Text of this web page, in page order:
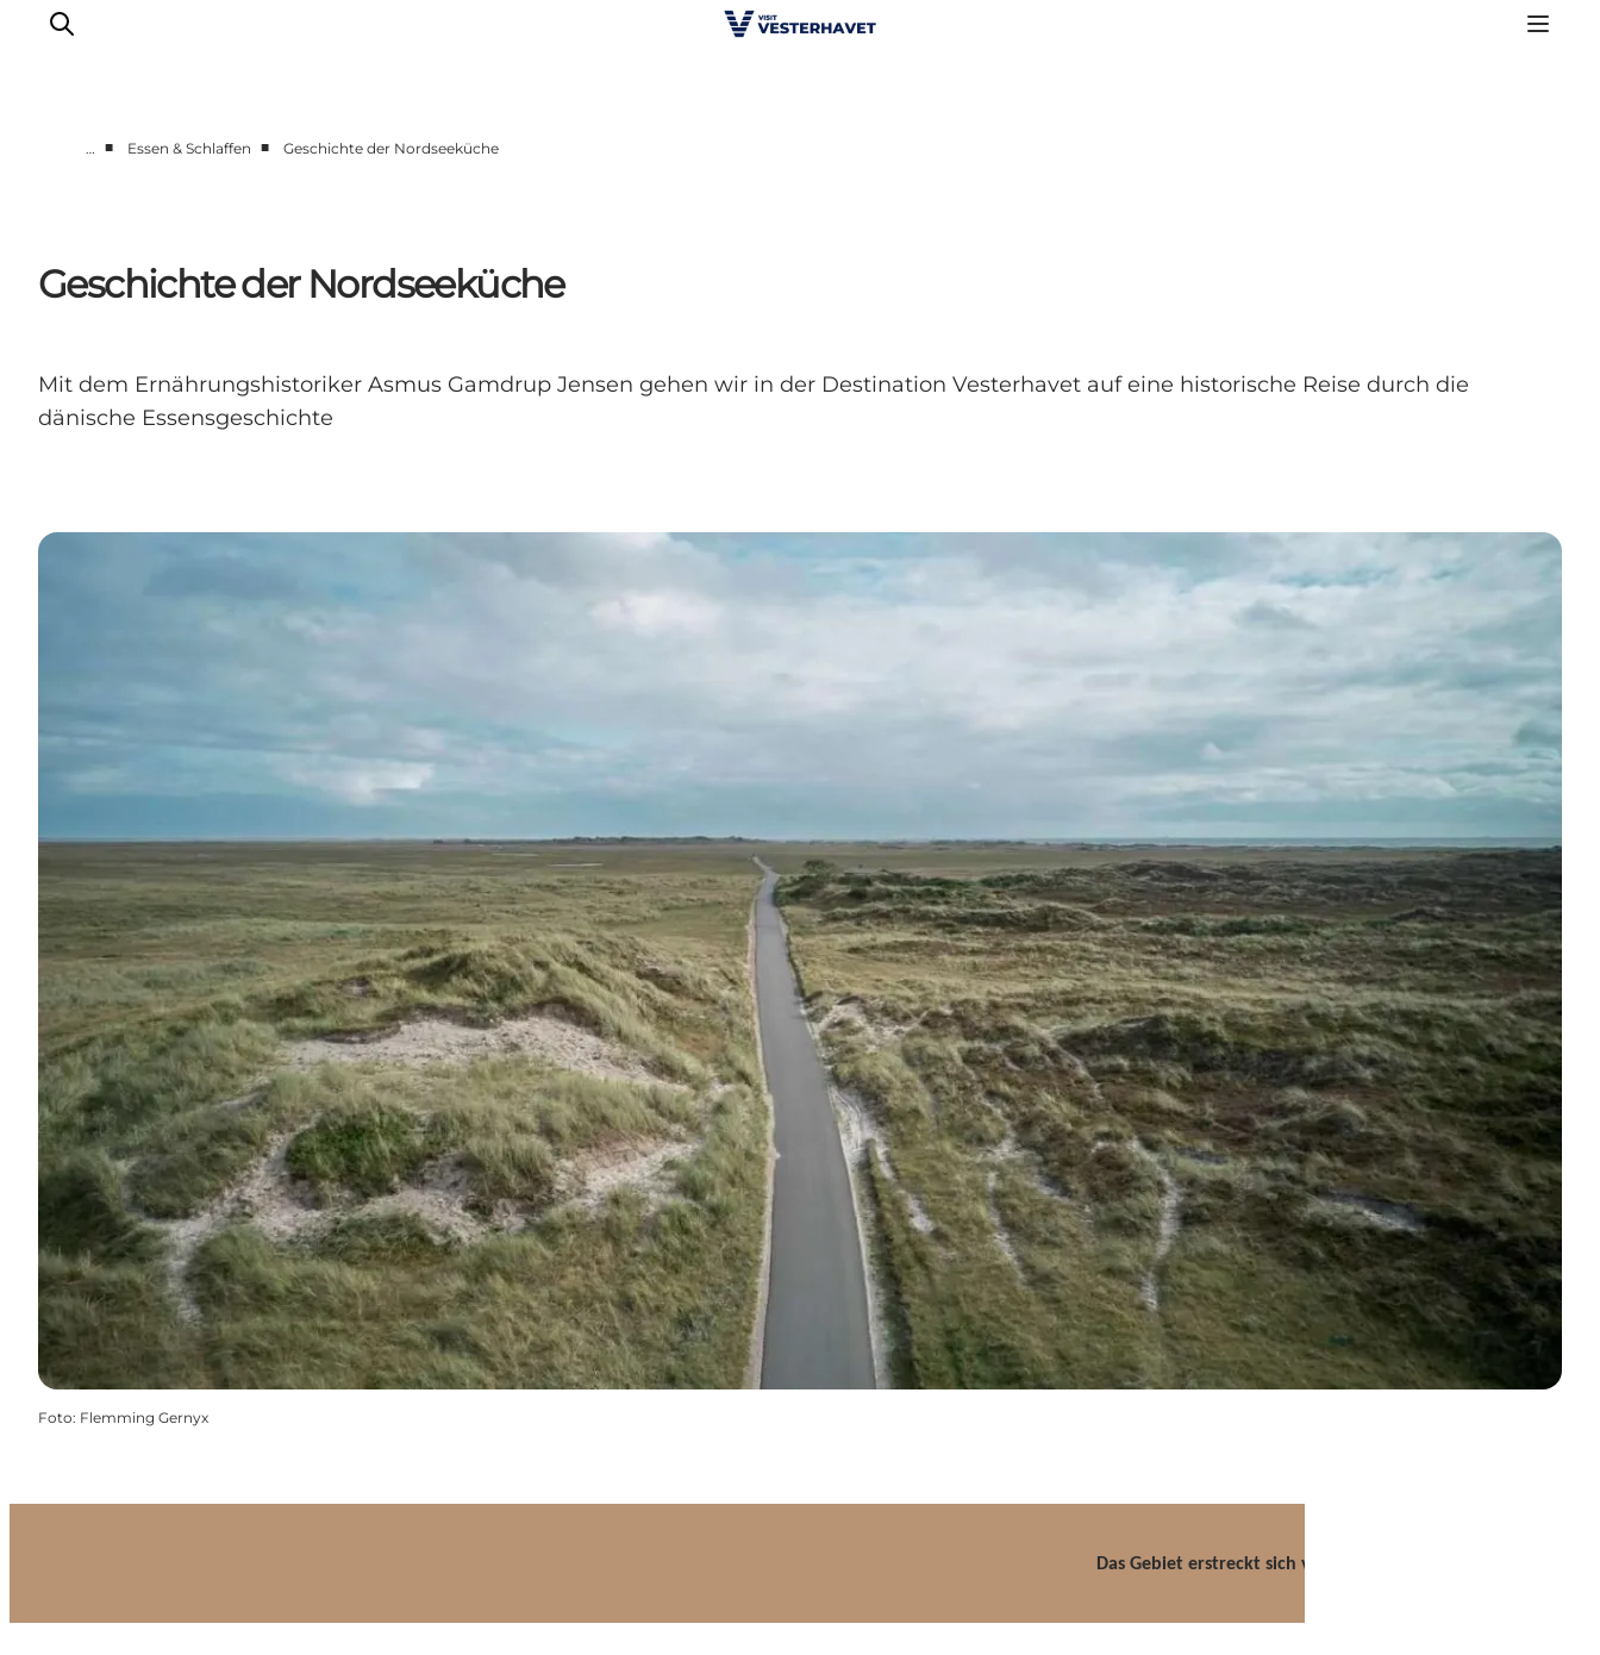
Unsere Städte
Essen & Übernachtung
Plane deine Reise
… ■ Essen & Schlaffen ■ Geschichte der Nordseeküche
Geschichte der Nordseeküche
Mit dem Ernährungshistoriker Asmus Gamdrup Jensen gehen wir in der Destination Vesterhavet auf eine historische Reise durch die
dänische Essensgeschichte
Foto: Flemming Gernyx
Das Gebiet erstreckt sich von Vedersø Klit im Norden bis